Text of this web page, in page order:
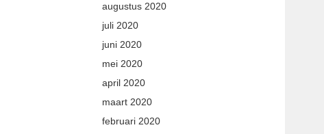
augustus 2020
juli 2020
juni 2020
mei 2020
april 2020
maart 2020
februari 2020